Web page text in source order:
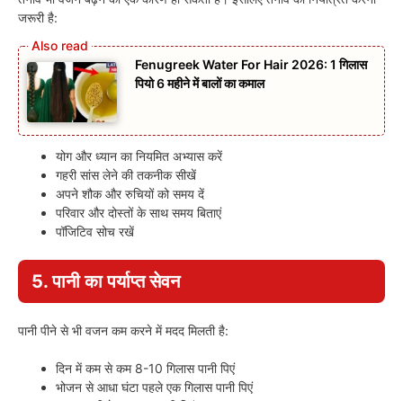
जरूरी है:
Fenugreek Water For Hair 2026: 1 गिलास
पियो 6 महीने में बालों का कमाल
योग और ध्यान का नियमित अभ्यास करें
गहरी सांस लेने की तकनीक सीखें
अपने शौक और रुचियों को समय दें
परिवार और दोस्तों के साथ समय बिताएं
पॉजिटिव सोच रखें
5. पानी का पर्याप्त सेवन
पानी पीने से भी वजन कम करने में मदद मिलती है:
दिन में कम से कम 8-10 गिलास पानी पिएं
भोजन से आधा घंटा पहले एक गिलास पानी पिएं